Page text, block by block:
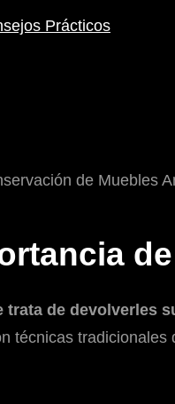
Prácticos
trata de devolverles
técnicas